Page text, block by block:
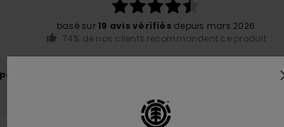
basé sur 19 avis vérifiés depuis mars 2026
74% de nos clients recommandent ce produit
qualité / prix